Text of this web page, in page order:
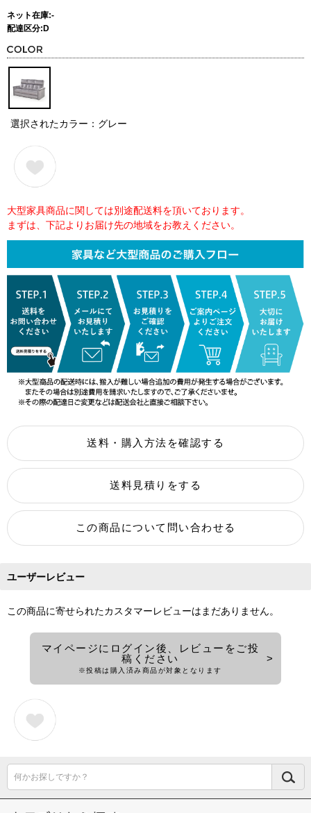
ネット在庫:-
配達区分:D
選択されたカラー：グレー
大型家具商品に関しては別途配送料を頂いております。
まずは、下記よりお届け先の地域をお教えください。
ユーザーレビュー
この商品に寄せられたカスタマーレビューはまだありません。
マイページにログイン後、レビューをご投
稿ください
※投稿は購入済み商品が対象となります
何かお探しですか？